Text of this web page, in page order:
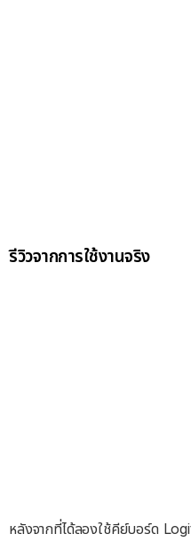
รีวิวจากการใช้งานจริง
หลังจากที่ได้ลองใช้คีย์บอร์ด